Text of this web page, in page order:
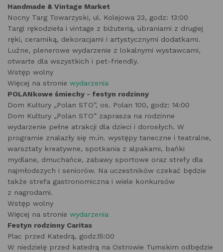
Handmade & Vintage Market
Nocny Targ Towarzyski, ul. Kolejowa 23, godz: 13:00
Targi rękodzieła i vintage z biżuterią, ubraniami z drugiej
ręki, ceramiką, dekoracjami i artystycznymi dodatkami.
Luźne, plenerowe wydarzenie z lokalnymi wystawcami,
otwarte dla wszystkich i pet-friendly.
Wstęp wolny
Więcej na stronie wydarzenia
POLANkowe śmiechy - festyn rodzinny
Dom Kultury „Polan STO”, os. Polan 100, godz: 14:00
Dom Kultury „Polan STO” zaprasza na rodzinne
wydarzenie pełne atrakcji dla dzieci i dorosłych. W
programie znalazły się m.in. występy taneczne i teatralne,
warsztaty kreatywne, spotkania z alpakami, bańki
mydlane, dmuchańce, zabawy sportowe oraz strefy dla
najmłodszych i seniorów. Na uczestników czekać będzie
także strefa gastronomiczna i wiele konkursów
z nagrodami.
Wstęp wolny
Więcej na stronie wydarzenia
Festyn rodzinny Caritas
Plac przed Katedrą, godz.15:00
W niedzielę przed katedrą na Ostrowie Tumskim odbędzie